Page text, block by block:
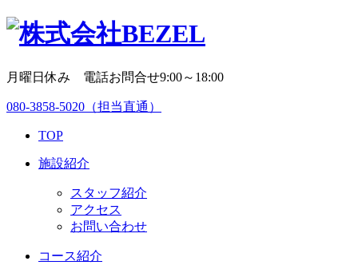
月曜日休み 電話お問合せ9:00～18:00
080-3858-5020 （担当直通）
TOP
施設紹介
スタッフ紹介
アクセス
お問い合わせ
コース紹介